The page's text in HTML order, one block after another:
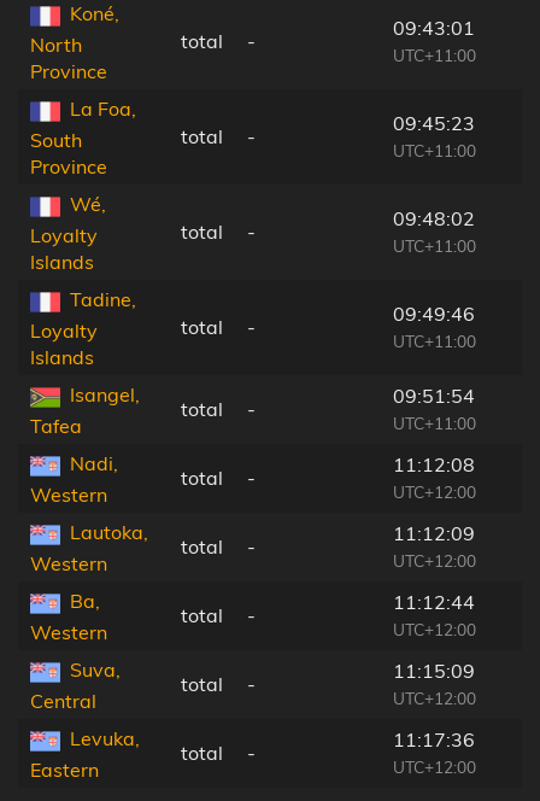
Koné,
North
Province
total -
09:43:01
UTC+11:00
La Foa,
South
Province
total -
09:45:23
UTC+11:00
Wé,
Loyalty
Islands
total -
09:48:02
UTC+11:00
Tadine,
Loyalty
Islands
total -
09:49:46
UTC+11:00
Isangel,
Tafea
total -
09:51:54
UTC+11:00
Nadi,
Western
total -
11:12:08
UTC+12:00
Lautoka,
Western
total -
11:12:09
UTC+12:00
Ba,
Western
total -
11:12:44
UTC+12:00
Suva,
Central
total -
11:15:09
UTC+12:00
Levuka,
Eastern
total -
11:17:36
UTC+12:00